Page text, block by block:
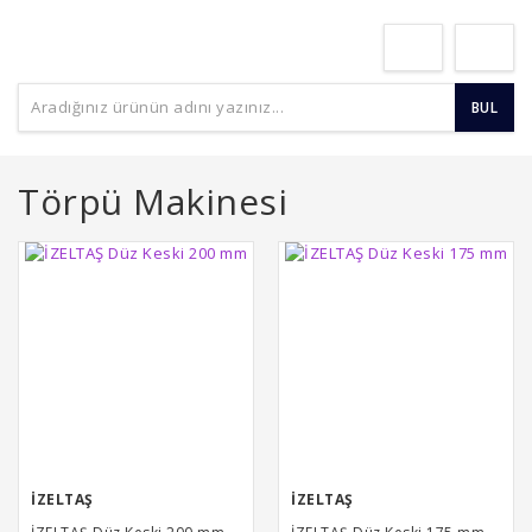
BUL
Törpü Makinesi
İZELTAŞ
İZELTAŞ